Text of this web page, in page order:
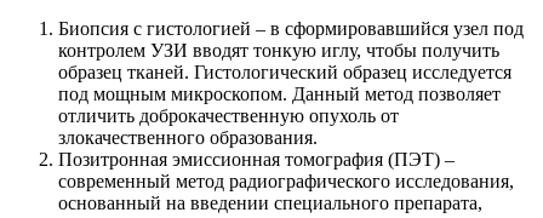
Биопсия с гистологией – в сформировавшийся узел под
контролем УЗИ вводят тонкую иглу, чтобы получить
образец тканей. Гистологический образец исследуется
под мощным микроскопом. Данный метод позволяет
отличить доброкачественную опухоль от
злокачественного образования.
Позитронная эмиссионная томография (ПЭТ) –
современный метод радиографического исследования,
основанный на введении специального препарата,